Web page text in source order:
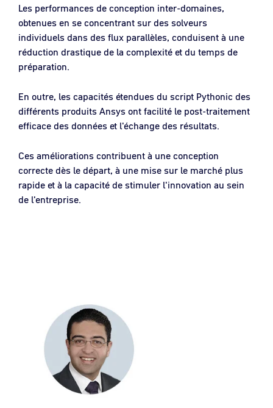
Les performances de conception inter-domaines,
obtenues en se concentrant sur des solveurs
individuels dans des flux parallèles, conduisent à une
réduction drastique de la complexité et du temps de
préparation.
En outre, les capacités étendues du script Pythonic des
différents produits Ansys ont facilité le post-traitement
efficace des données et l'échange des résultats.
Ces améliorations contribuent à une conception
correcte dès le départ, à une mise sur le marché plus
rapide et à la capacité de stimuler l'innovation au sein
de l'entreprise.